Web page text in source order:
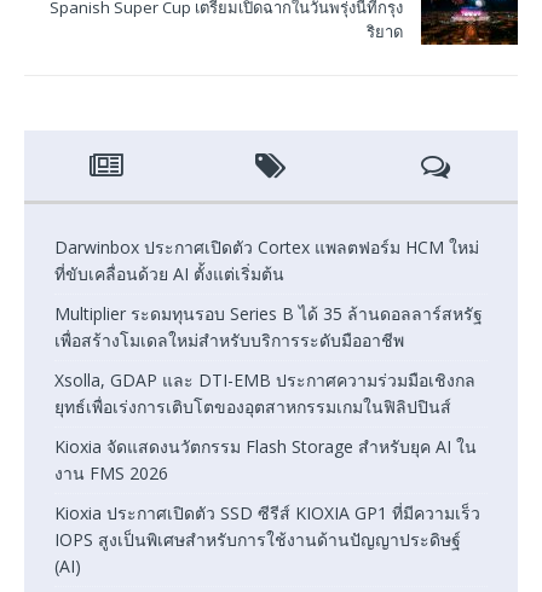
Spanish Super Cup เตรียมเปิดฉากในวันพรุ่งนี้ที่กรุง
ริยาด
Darwinbox ประกาศเปิดตัว Cortex แพลตฟอร์ม HCM ใหม่
ที่ขับเคลื่อนด้วย AI ตั้งแต่เริ่มต้น
Multiplier ระดมทุนรอบ Series B ได้ 35 ล้านดอลลาร์สหรัฐ
เพื่อสร้างโมเดลใหม่สำหรับบริการระดับมืออาชีพ
Xsolla, GDAP และ DTI-EMB ประกาศความร่วมมือเชิงกล
ยุทธ์เพื่อเร่งการเติบโตของอุตสาหกรรมเกมในฟิลิปปินส์
Kioxia จัดแสดงนวัตกรรม Flash Storage สำหรับยุค AI ใน
งาน FMS 2026
Kioxia ประกาศเปิดตัว SSD ซีรีส์ KIOXIA GP1 ที่มีความเร็ว
IOPS สูงเป็นพิเศษสำหรับการใช้งานด้านปัญญาประดิษฐ์
(AI)